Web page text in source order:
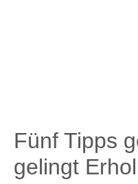
Fünf Tipps
gelingt